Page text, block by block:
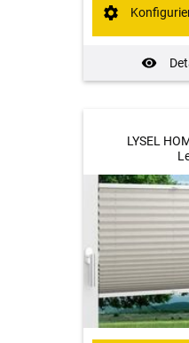
LYSEL